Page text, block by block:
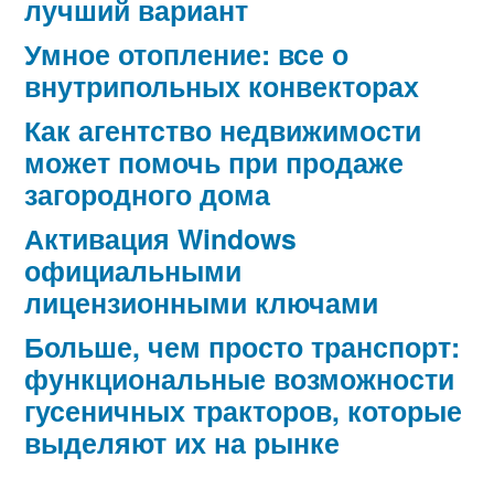
лучший вариант
Умное отопление: все о
внутрипольных конвекторах
Как агентство недвижимости
может помочь при продаже
загородного дома
Активация Windows
официальными
лицензионными ключами
Больше, чем просто транспорт:
функциональные возможности
гусеничных тракторов, которые
выделяют их на рынке